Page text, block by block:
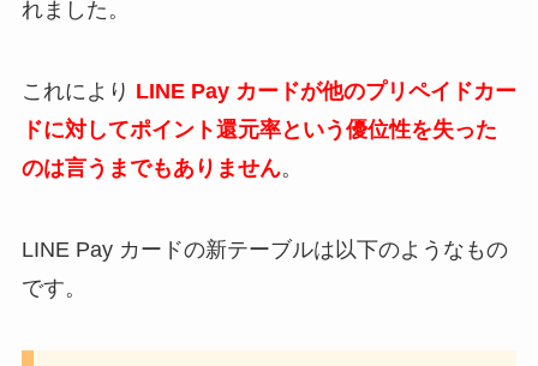
れました。
これにより LINE Pay カードが他のプリペイドカー
ドに対してポイント還元率という優位性を失った
のは言うまでもありません。
LINE Pay カードの新テーブルは以下のようなもの
です。